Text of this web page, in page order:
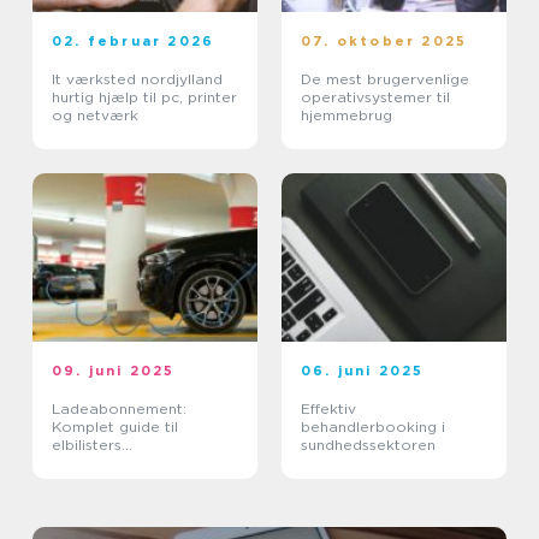
02. februar 2026
It værksted nordjylland
hurtig hjælp til pc, printer
og netværk
07. oktober 2025
De mest brugervenlige
operativsystemer til
hjemmebrug
09. juni 2025
Ladeabonnement:
Komplet guide til
elbilisters
06. juni 2025
Effektiv
behandlerbooking i
sundhedssektoren